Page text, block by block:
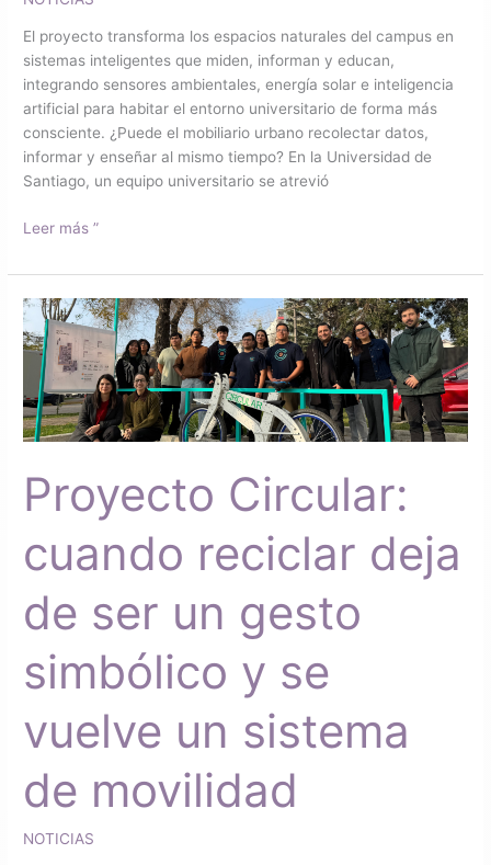
El proyecto transforma los espacios naturales del campus en
sistemas inteligentes que miden, informan y educan,
integrando sensores ambientales, energía solar e inteligencia
artificial para habitar el entorno universitario de forma más
consciente. ¿Puede el mobiliario urbano recolectar datos,
informar y enseñar al mismo tiempo? En la Universidad de
Santiago, un equipo universitario se atrevió
Leer más ”
Proyecto Circular:
cuando reciclar deja
de ser un gesto
simbólico y se
vuelve un sistema
de movilidad
NOTICIAS
Proyecto
Circular:
cuando
reciclar
deja
de
un
gesto
y
se
vuelve
un
de
movilidad